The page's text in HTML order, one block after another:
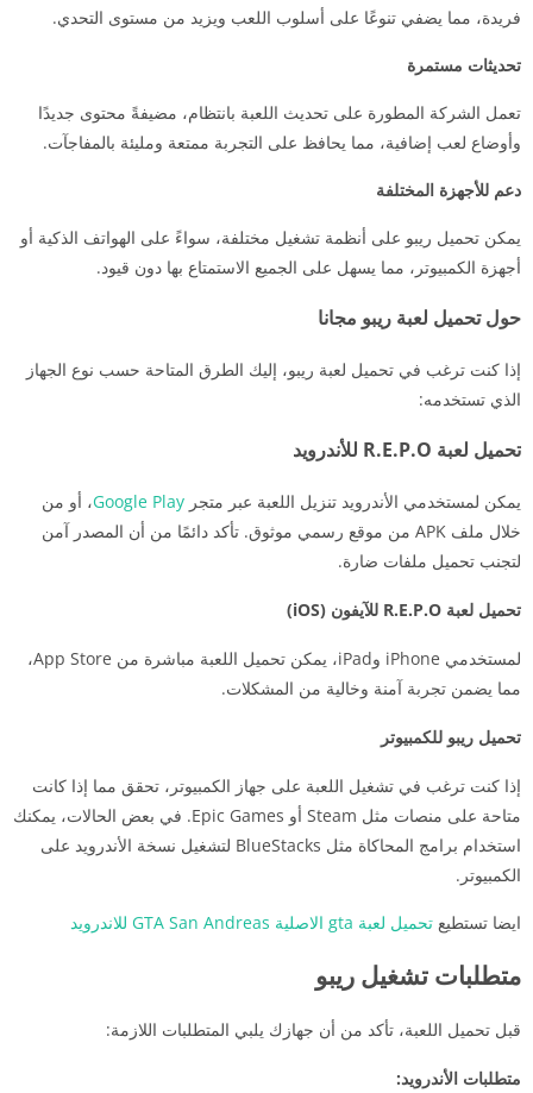
فريدة، مما يضفي تنوعًا على أسلوب اللعب ويزيد من مستوى التحدي.
تحديثات مستمرة
تعمل الشركة المطورة على تحديث اللعبة بانتظام، مضيفةً محتوى جديدًا
وأوضاع لعب إضافية، مما يحافظ على التجربة ممتعة ومليئة بالمفاجآت.
دعم للأجهزة المختلفة
يمكن تحميل ريبو على أنظمة تشغيل مختلفة، سواءً على الهواتف الذكية أو
أجهزة الكمبيوتر، مما يسهل على الجميع الاستمتاع بها دون قيود.
حول تحميل لعبة ريبو مجانا
إذا كنت ترغب في تحميل لعبة ريبو، إليك الطرق المتاحة حسب نوع الجهاز
الذي تستخدمه:
تحميل لعبة R.E.P.O للأندرويد
يمكن لمستخدمي الأندرويد تنزيل اللعبة عبر متجر Google Play، أو من
خلال ملف APK من موقع رسمي موثوق. تأكد دائمًا من أن المصدر آمن
لتجنب تحميل ملفات ضارة.
تحميل لعبة R.E.P.O للآيفون (iOS)
لمستخدمي iPhone وiPad، يمكن تحميل اللعبة مباشرة من App Store،
مما يضمن تجربة آمنة وخالية من المشكلات.
تحميل ريبو للكمبيوتر
إذا كنت ترغب في تشغيل اللعبة على جهاز الكمبيوتر، تحقق مما إذا كانت
متاحة على منصات مثل Steam أو Epic Games. في بعض الحالات، يمكنك
استخدام برامج المحاكاة مثل BlueStacks لتشغيل نسخة الأندرويد على
الكمبيوتر.
ايضا تستطيع تحميل لعبة gta الاصلية GTA San Andreas للاندرويد
متطلبات تشغيل ريبو
قبل تحميل اللعبة، تأكد من أن جهازك يلبي المتطلبات اللازمة:
متطلبات الأندرويد: